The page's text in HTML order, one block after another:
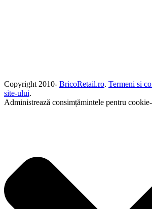
Copyright 2010- BricoRetail.ro. Termeni si
site-ului.
Administrează consimțămintele pentru